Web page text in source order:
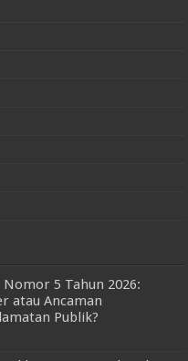
5 Tahun 2026:
atau Ancaman
Publik?